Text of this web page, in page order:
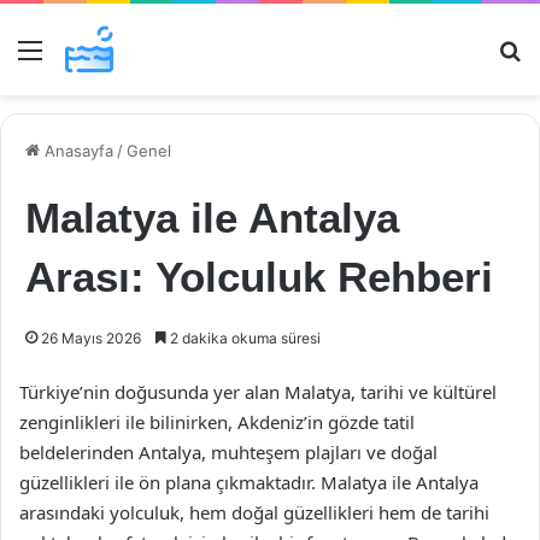
Menü
Anasayfa /Genel
Malatya ile Antalya
Arası: Yolculuk Rehberi
26 Mayıs 2026 2 dakika okuma süresi
Türkiye’nin doğusunda yer alan Malatya, tarihi ve kültürel
zenginlikleri ile bilinirken, Akdeniz’in gözde tatil
beldelerinden Antalya, muhteşem plajları ve doğal
güzellikleri ile ön plana çıkmaktadır. Malatya ile Antalya
arasındaki yolculuk, hem doğal güzellikleri hem de tarihi